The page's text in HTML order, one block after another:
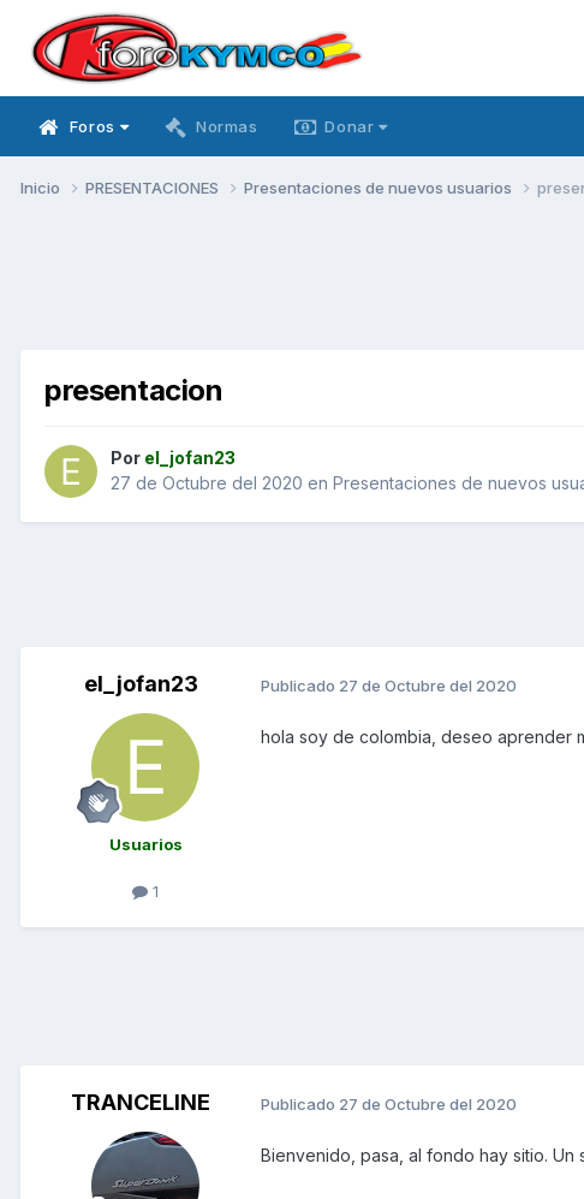
Foros Normas Donar
Inicio PRESENTACIONES Presentaciones de nuevos usuarios
presentacion
Por el_jofan23
27 de Octubre del 2020 en Presentaciones de nuevos
el_jofan23
Usuarios
1
Publicado 27 de Octubre del 2020
hola soy de colombia, deseo aprender
TRANCELINE Publicado 27 de Octubre del 2020
Bienvenido, pasa, al fondo hay sitio.